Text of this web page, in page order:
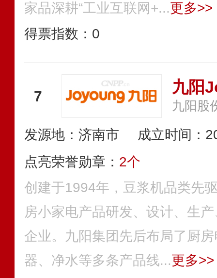
家品深耕“工业互联网+...更多>>
得票指数： 0
7 九阳
九阳股
发源地：济南市
成立时间：
点亮荣誉勋章： 2个
创建于1994年，豆浆机品类先
房小家电产品研发、设计、生
企业。九阳集团先后布局了厨
器、净水等多条产品线...更多>>